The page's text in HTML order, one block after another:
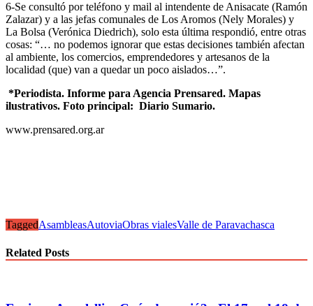
6-Se consultó por teléfono y mail al intendente de Anisacate (Ramón
Zalazar) y a las jefas comunales de Los Aromos (Nely Morales) y
La Bolsa (Verónica Diedrich), solo esta última respondió, entre otras
cosas: “… no podemos ignorar que estas decisiones también afectan
al ambiente, los comercios, emprendedores y artesanos de la
localidad (que) van a quedar un poco aislados…”.
*Periodista. Informe para Agencia Prensared. Mapas
ilustrativos. Foto principal: Diario Sumario.
www.prensared.org.ar
TaggedAsambleasAutoviaObras vialesValle de Paravachasca
Related Posts